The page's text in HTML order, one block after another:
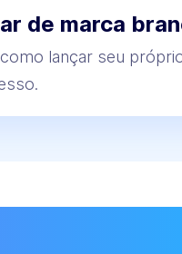
de marca
lançar seu